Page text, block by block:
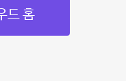
드 홈